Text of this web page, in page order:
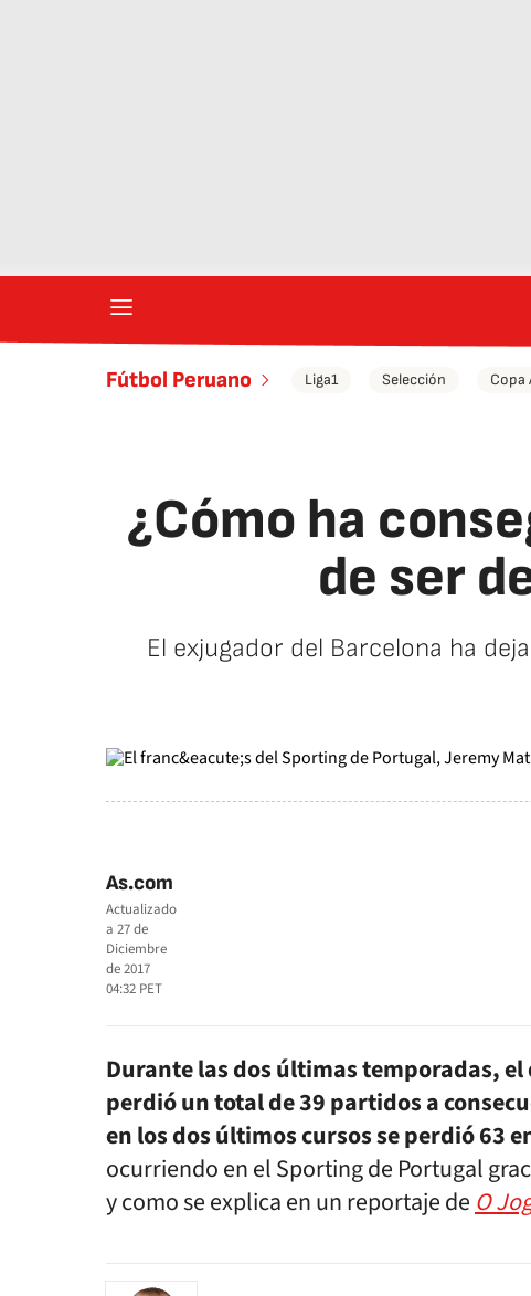
Fútbol Peruano Liga1 Selección Copa
¿Cómo ha
de ser
El exjugador del Barcelona ha
As.com
Actualizado
a 27 de
Diciembre
de 2017
04:32 PET
Durante las dos últimas temporadas,
perdió un total de 39 partidos a
en los dos últimos cursos se perdió 63
ocurriendo en el Sporting de Portugal
y como se explica en un reportaje de O